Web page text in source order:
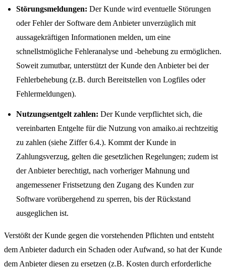
Störungsmeldungen: Der Kunde wird eventuelle Störungen
oder Fehler der Software dem Anbieter unverzüglich mit
aussagekräftigen Informationen melden, um eine
schnellstmögliche Fehleranalyse und -behebung zu ermöglichen.
Soweit zumutbar, unterstützt der Kunde den Anbieter bei der
Fehlerbehebung (z.B. durch Bereitstellen von Logfiles oder
Fehlermeldungen).
Nutzungsentgelt zahlen: Der Kunde verpflichtet sich, die
vereinbarten Entgelte für die Nutzung von amaiko.ai rechtzeitig
zu zahlen (siehe Ziffer 6.4.). Kommt der Kunde in
Zahlungsverzug, gelten die gesetzlichen Regelungen; zudem ist
der Anbieter berechtigt, nach vorheriger Mahnung und
angemessener Fristsetzung den Zugang des Kunden zur
Software vorübergehend zu sperren, bis der Rückstand
ausgeglichen ist.
Verstößt der Kunde gegen die vorstehenden Pflichten und entsteht
dem Anbieter dadurch ein Schaden oder Aufwand, so hat der Kunde
dem Anbieter diesen zu ersetzen (z.B. Kosten durch erforderliche